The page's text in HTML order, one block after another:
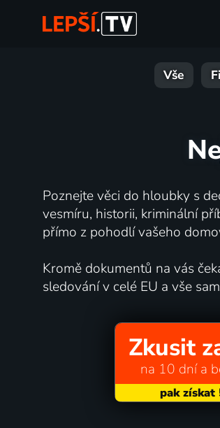
Vše
Poznejte věci do hloubky s
vesmíru, historii, kriminální
přímo z pohodlí vašeho
Kromě dokumentů na vás
sledování v celé EU a vše
Zkusit
na 10 dní a